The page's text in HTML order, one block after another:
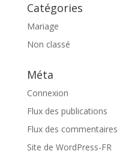
Catégories
Mariage
Non classé
Méta
Connexion
Flux des publications
Flux des commentaires
Site de WordPress-FR